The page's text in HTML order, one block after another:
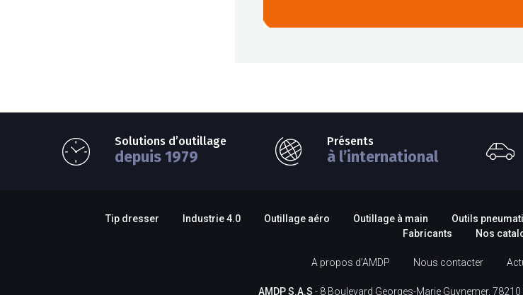
Solutions d’outillage
depuis 1979
Présents
à l’international
Tip dresser Industrie 4.0 Outillage aéro Outillage à main Outils
Fabricants
Nos
A propos d’AMDP Nous contacter
AMDP S.A.S - 8 Boulevard Georges-Marie Guynemer,